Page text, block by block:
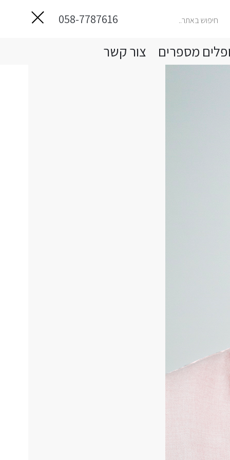
058-7787616
מספרים צור קשר